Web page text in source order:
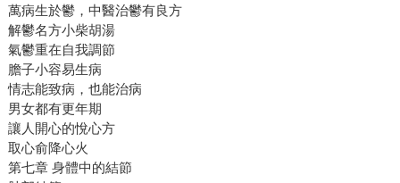
萬病生於鬱，中醫治鬱有良方
解鬱名方小柴胡湯
氣鬱重在自我調節
膽子小容易生病
情志能致病，也能治病
男女都有更年期
讓人開心的悅心方
取心俞降心火
第七章 身體中的結節